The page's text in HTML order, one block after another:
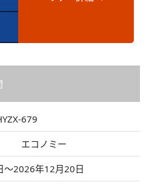
679
エコノミー
～2026年12月20日